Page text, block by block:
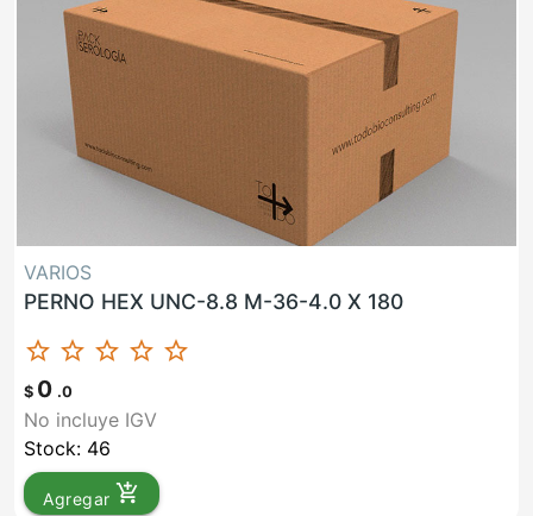
VARIOS
PERNO HEX UNC-8.8 M-36-4.0 X 180
star_border star_border star_border star_border star_border
$ 0 .0
No incluye IGV
Stock: 46
Agregar add_shopping_cart